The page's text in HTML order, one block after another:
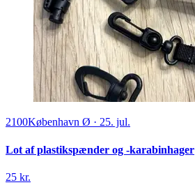
2100København Ø · 25. jul.
Lot af plastikspænder og -karabinhager
25 kr.